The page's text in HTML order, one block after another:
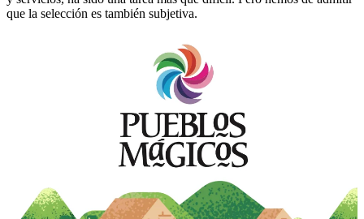
que la selección es también subjetiva.